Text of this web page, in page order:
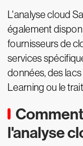
L'analyse cloud
également
fournisseurs de
services
données, des
Learning ou le
l'analyse